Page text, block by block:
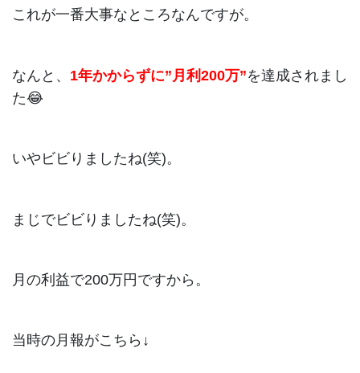
これが一番大事なところなんですが。
なんと、 1年かからずに”月利200万”を達成されまし
た😂
いやビビりましたね(笑)。
まじでビビりましたね(笑)。
月の利益で200万円ですから。
当時の月報がこちら↓